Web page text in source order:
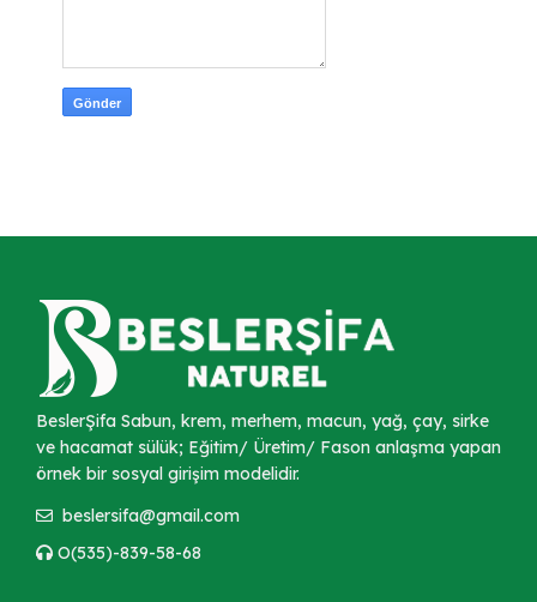
BeslerŞifa Sabun, krem, merhem, macun, yağ, çay, sirke
ve hacamat sülük; Eğitim/ Üretim/ Fason anlaşma yapan
örnek bir sosyal girişim modelidir.
beslersifa@gmail.com
O(535)-839-58-68